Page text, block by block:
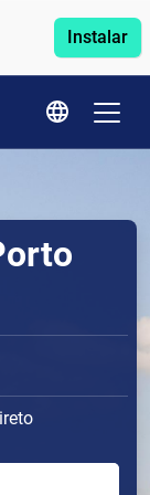
Instalar